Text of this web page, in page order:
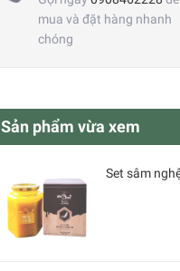
mua và đặt hàng nhanh
chóng
Sản phẩm vừa xem